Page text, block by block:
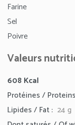
Farine
Sel
Poivre
Valeurs
608 Kcal
Protéines /
Lipides / Fat : 24 g